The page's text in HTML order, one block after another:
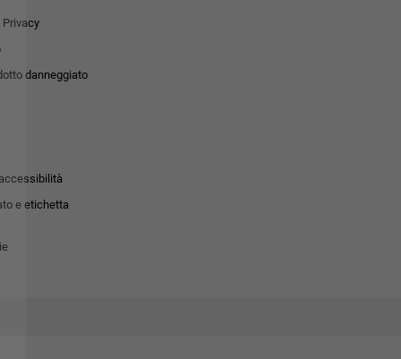
danneggiato
e etichetta